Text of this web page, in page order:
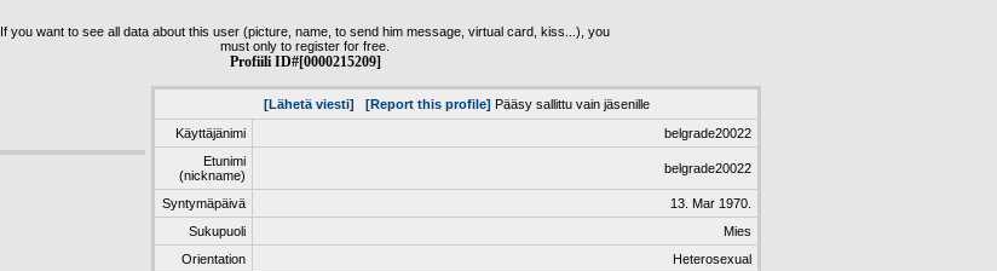
If you want to see all data about this user (picture, name, to send him message, virtual card, kiss...), you
must only to register for free.
Profiili ID#[0000215209]
[Lähetä viesti] [Report this profile] Pääsy sallittu vain jäsenille
Käyttäjänimi
belgrade20022
Etunimi
(nickname)
belgrade20022
Syntymäpäivä
13. Mar 1970.
Sukupuoli
Mies
Orientation
Heterosexual